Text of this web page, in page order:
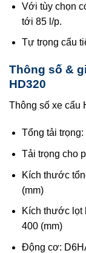
Với tùy chọn
tới 85 l/p.
Tự trọng cẩu
Thông số &
HD320
Thông số xe cẩu
Tổng tải trọng:
Tải trọng cho
Kích thước
(mm)
Kích thước lọt
400 (mm)
Động cơ: